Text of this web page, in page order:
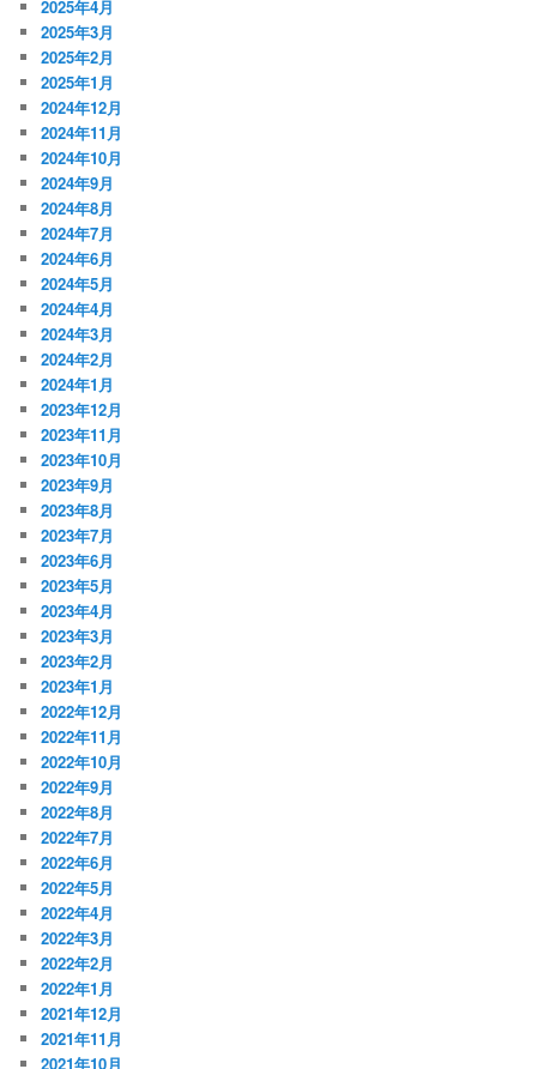
2025年4月
2025年3月
2025年2月
2025年1月
2024年12月
2024年11月
2024年10月
2024年9月
2024年8月
2024年7月
2024年6月
2024年5月
2024年4月
2024年3月
2024年2月
2024年1月
2023年12月
2023年11月
2023年10月
2023年9月
2023年8月
2023年7月
2023年6月
2023年5月
2023年4月
2023年3月
2023年2月
2023年1月
2022年12月
2022年11月
2022年10月
2022年9月
2022年8月
2022年7月
2022年6月
2022年5月
2022年4月
2022年3月
2022年2月
2022年1月
2021年12月
2021年11月
2021年10月